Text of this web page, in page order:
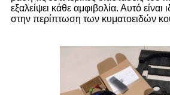
εξαλείψει κάθε αμφιβολία. Αυτό είναι
στην περίπτωση των κυματοειδών